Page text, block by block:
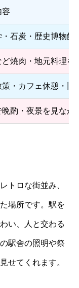
容
・石炭・歴史博物
ど焼肉・地元料理を
策・カフェ休憩・旧
晩酌・夜景を見な
トロな街並み、
場所です。駅を
い、人と交わる
駅舎の照明や祭
せてくれます。